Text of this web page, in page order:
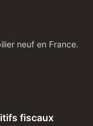
neuf en France.
fiscaux